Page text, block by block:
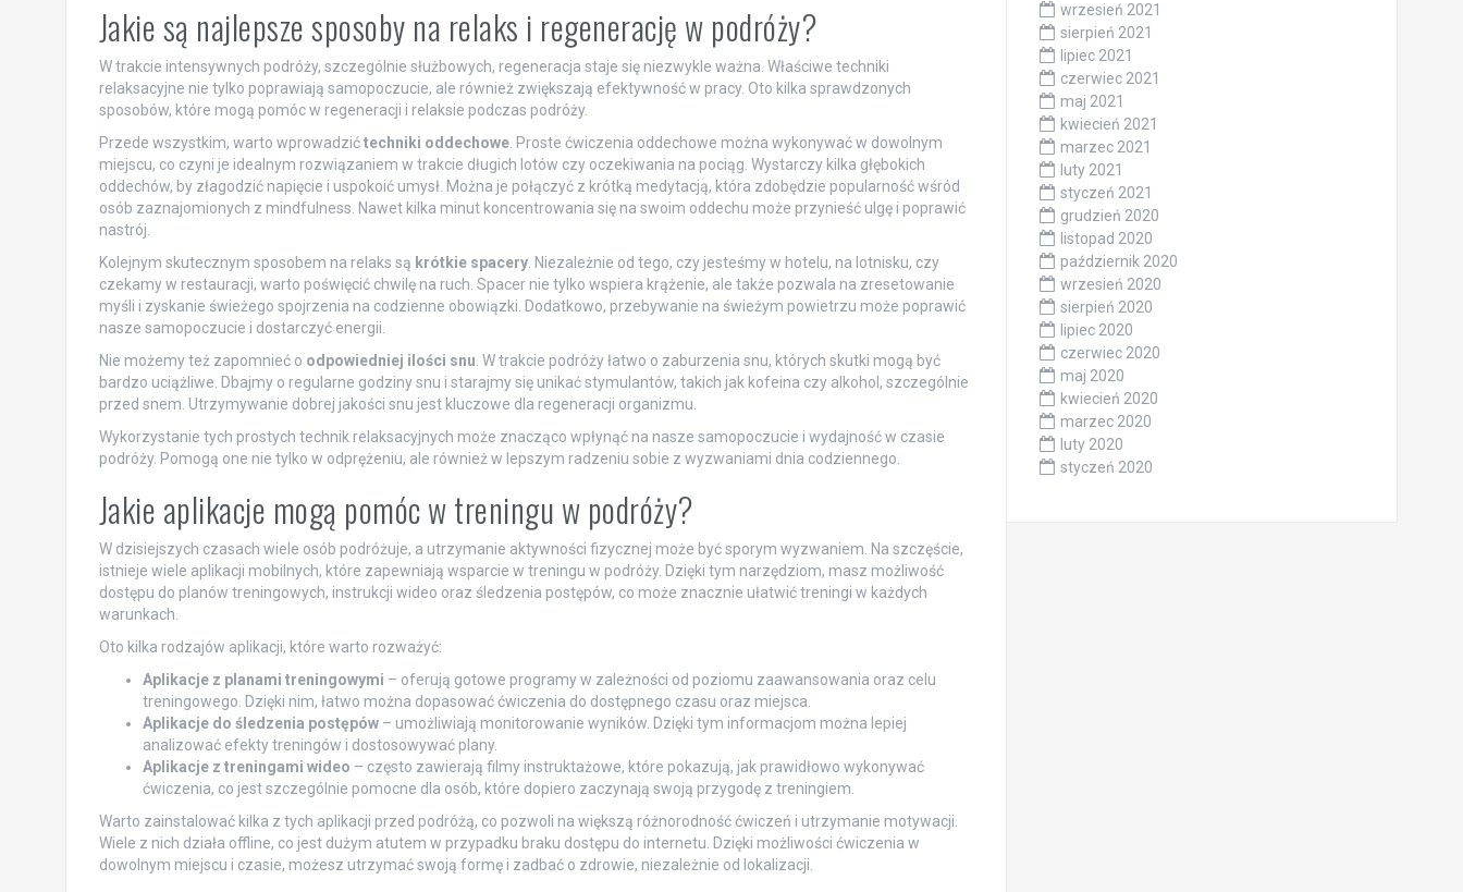
Jakie są najlepsze sposoby na relaks i regenerację w podróży?
W trakcie intensywnych podróży, szczególnie służbowych, regeneracja staje się niezwykle ważna. Właściwe techniki
relaksacyjne nie tylko poprawiają samopoczucie, ale również zwiększają efektywność w pracy. Oto kilka sprawdzonych
sposobów, które mogą pomóc w regeneracji i relaksie podczas podróży.
Przede wszystkim, warto wprowadzićtechniki oddechowe. Proste ćwiczenia oddechowe można wykonywać w dowolnym
miejscu, co czyni je idealnym rozwiązaniem w trakcie długich lotów czy oczekiwania na pociąg. Wystarczy kilka głębokich
oddechów, by złagodzić napięcie i uspokoić umysł. Można je połączyć z krótką medytacją, która zdobędzie popularność wśród
osób zaznajomionych z mindfulness. Nawet kilka minut koncentrowania się na swoim oddechu może przynieść ulgę i poprawić
nastrój.
Kolejnym skutecznym sposobem na relaks są krótkie spacery. Niezależnie od tego, czy jesteśmy w hotelu, na lotnisku, czy
czekamy w restauracji, warto poświęcić chwilę na ruch. Spacer nie tylko wspiera krążenie, ale także pozwala na zresetowanie
myśli i zyskanie świeżego spojrzenia na codzienne obowiązki. Dodatkowo, przebywanie na świeżym powietrzu może poprawić
nasze samopoczucie i dostarczyć energii.
Nie możemy też zapomnieć o odpowiedniej ilości snu. W trakcie podróży łatwo o zaburzenia snu, których skutki mogą być
bardzo uciążliwe. Dbajmy o regularne godziny snu i starajmy się unikać stymulantów, takich jak kofeina czy alkohol, szczególnie
przed snem. Utrzymywanie dobrej jakości snu jest kluczowe dla regeneracji organizmu.
Wykorzystanie tych prostych technik relaksacyjnych może znacząco wpłynąć na nasze samopoczucie i wydajność w czasie
podróży. Pomogą one nie tylko w odprężeniu, ale również w lepszym radzeniu sobie z wyzwaniami dnia codziennego.
Jakie aplikacje mogą pomóc w treningu w podróży?
W dzisiejszych czasach wiele osób podróżuje, a utrzymanie aktywności fizycznej może być sporym wyzwaniem. Na szczęście,
istnieje wiele aplikacji mobilnych, które zapewniają wsparcie w treningu w podróży. Dzięki tym narzędziom, masz możliwość
dostępu do planów treningowych, instrukcji wideo oraz śledzenia postępów, co może znacznie ułatwić treningi w każdych
warunkach.
Oto kilka rodzajów aplikacji, które warto rozważyć:
Aplikacje z planami treningowymi – oferują gotowe programy w zależności od poziomu zaawansowania oraz celu
treningowego. Dzięki nim, łatwo można dopasować ćwiczenia do dostępnego czasu oraz miejsca.
Aplikacje do śledzenia postępów– umożliwiają monitorowanie wyników. Dzięki tym informacjom można lepiej
analizować efekty treningów i dostosowywać plany.
Aplikacje z treningami wideo – często zawierają filmy instruktażowe, które pokazują, jak prawidłowo wykonywać
ćwiczenia, co jest szczególnie pomocne dla osób, które dopiero zaczynają swoją przygodę z treningiem.
Warto zainstalować kilka z tych aplikacji przed podróżą, co pozwoli na większą różnorodność ćwiczeń i utrzymanie motywacji.
Wiele z nich działa offline, co jest dużym atutem w przypadku braku dostępu do internetu. Dzięki możliwości ćwiczenia w
dowolnym miejscu i czasie, możesz utrzymać swoją formę i zadbać o zdrowie, niezależnie od lokalizacji.
wrzesień 2021
sierpień 2021
lipiec 2021
czerwiec 2021
maj 2021
kwiecień 2021
marzec 2021
luty 2021
styczeń 2021
grudzień 2020
listopad 2020
październik 2020
wrzesień 2020
sierpień 2020
lipiec 2020
czerwiec 2020
maj 2020
kwiecień 2020
marzec 2020
luty 2020
styczeń 2020